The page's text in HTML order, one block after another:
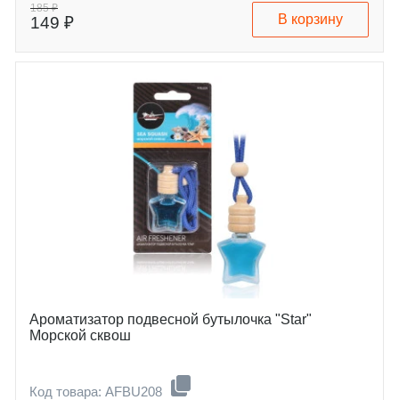
185 ₽
149 ₽ В корзину
Ароматизатор подвесной бутылочка "Star"
Морской сквош
Код товара: AFBU208